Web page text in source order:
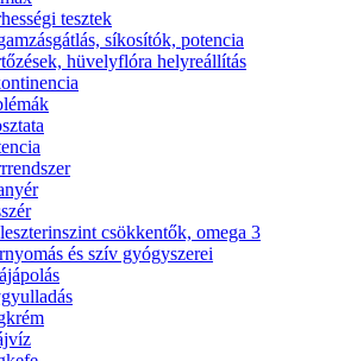
tesztek
síkosítók, potencia
hüvelyflóra helyreállítás
csökkentők, omega 3
és szív gyógyszerei